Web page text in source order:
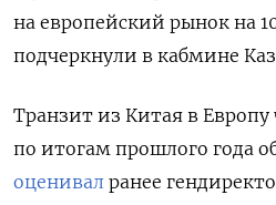
на европейский рынок на
подчеркнули в кабмине
Транзит из Китая в Европу
по итогам прошлого года
оценивал ранее